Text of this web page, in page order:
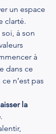
un espace
clarté.
à son
à
dans ce
n’est pas
la
.